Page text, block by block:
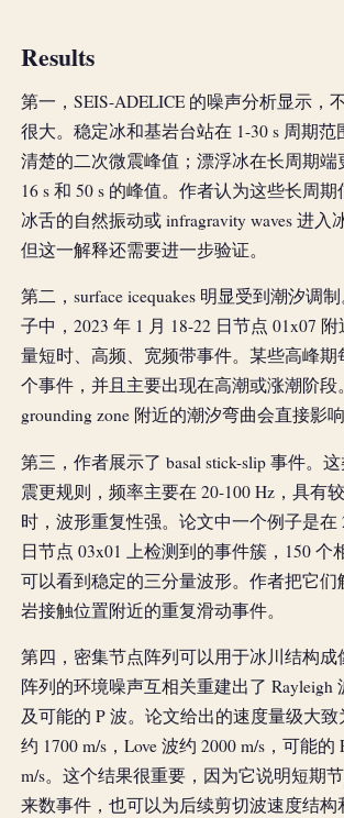
Results
第一，SEIS-ADELICE 的噪声分析显示，
很大。稳定冰和基岩台站在 1-30 s 周期范
清楚的二次微震峰值；漂浮冰在长周期端
16 s 和 50 s 的峰值。作者认为这些长周
冰舌的自然振动或 infragravity waves 进入
但这一解释还需要进一步验证。
第二，surface icequakes 明显受到潮汐调
子中，2023 年 1 月 18-22 日节点 01x07
量短时、高频、宽频带事件。某些高峰期
个事件，并且主要出现在高潮或涨潮阶段
grounding zone 附近的潮汐弯曲会直接影
第三，作者展示了 basal stick-slip 事件。
震更规则，频率主要在 20-100 Hz，具有
时，波形重复性强。论文中一个例子是在
日节点 03x01 上检测到的事件簇，150 个
可以看到稳定的三分量波形。作者把它们
岩接触位置附近的重复滑动事件。
第四，密集节点阵列可以用于冰川结构成
阵列的环境噪声互相关重建出了 Rayleigh
及可能的 P 波。论文给出的速度量级大致
约 1700 m/s，Love 波约 2000 m/s，可能的
m/s。这个结果很重要，因为它说明短期
来数事件，也可以为后续剪切波速度结构